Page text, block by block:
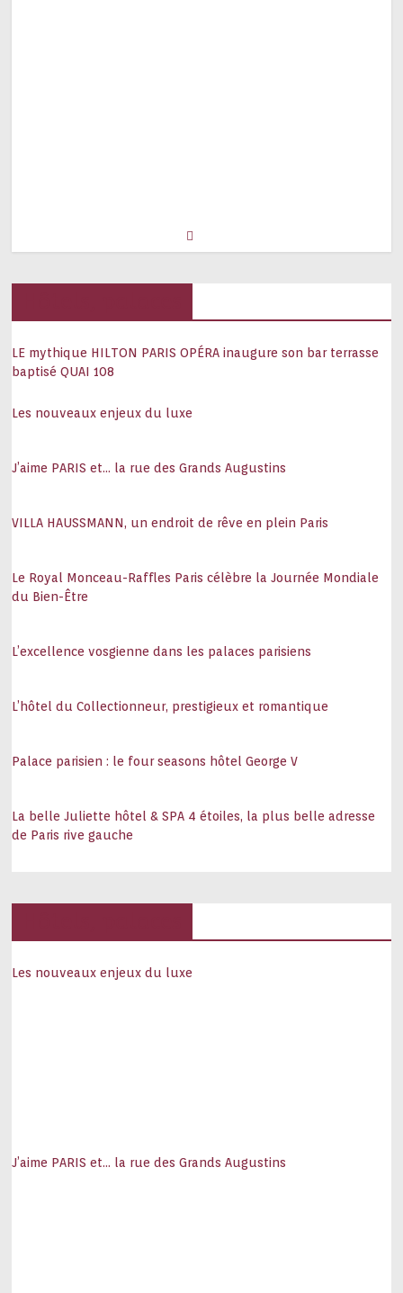
LE mythique HILTON PARIS OPÉRA inaugure son bar terrasse
baptisé QUAI 108
Les nouveaux enjeux du luxe
J’aime PARIS et… la rue des Grands Augustins
VILLA HAUSSMANN, un endroit de rêve en plein Paris
Le Royal Monceau-Raffles Paris célèbre la Journée Mondiale
du Bien-Être
L’excellence vosgienne dans les palaces parisiens
L’hôtel du Collectionneur, prestigieux et romantique
Palace parisien : le four seasons hôtel George V
La belle Juliette hôtel & SPA 4 étoiles, la plus belle adresse
de Paris rive gauche
Les nouveaux enjeux du luxe
J’aime PARIS et… la rue des Grands Augustins